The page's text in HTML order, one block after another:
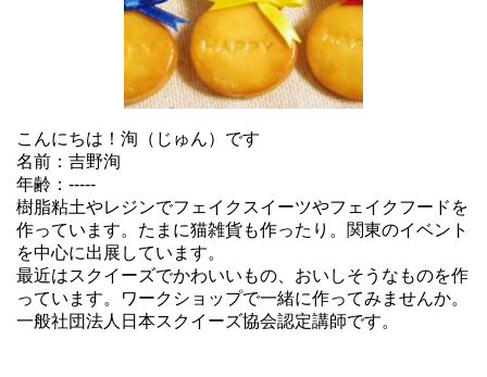
こんにちは！洵（じゅん）です
名前：吉野洵
年齢：-----
樹脂粘土やレジンでフェイクスイーツやフェイクフードを
作っています。たまに猫雑貨も作ったり。関東のイベント
を中心に出展しています。
最近はスクイーズでかわいいもの、おいしそうなものを作
っています。ワークショップで一緒に作ってみませんか。
一般社団法人日本スクイーズ協会認定講師です。